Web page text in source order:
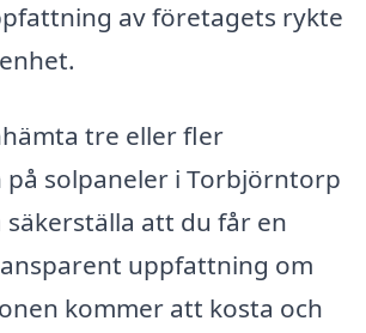
av företagets rykte
tre eller fler
solpaneler i Torbjörntorp
säkerställa att du får en
uppfattning om
kommer att kosta och